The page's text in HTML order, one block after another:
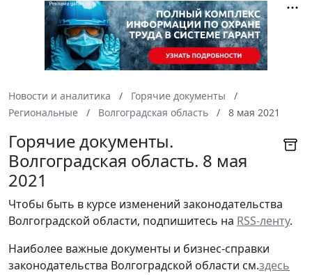
Новости и аналитика
Горячие документы
Региональные
Волгоградская область 8 мая 2021
Горячие документы.
Волгоградская область. 8 мая
2021
Чтобы быть в курсе изменений законодательства
Волгоградской области, подпишитесь на RSS-ленту.
Наиболее важные документы и бизнес-справки
законодательства Волгоградской области см.здесь